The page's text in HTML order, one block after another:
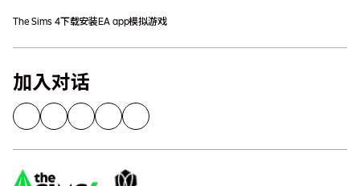
The Sims 4下载安装EA app模拟游戏
加入对话